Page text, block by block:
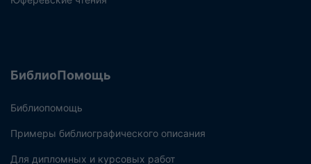
БиблиоПомощь
Библиопомощь
Примеры библиографического описания
Для дипломных и курсовых работ